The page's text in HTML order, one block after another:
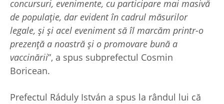
concursuri, evenimente, cu participare mai masivă
de populație, dar evident în cadrul măsurilor
legale, și și acel eveniment să îl marcăm printr-o
prezență a noastră și o promovare bună a
vaccinării”, a spus subprefectul Cosmin
Boricean.
Prefectul Ráduly István a spus la rândul lui că